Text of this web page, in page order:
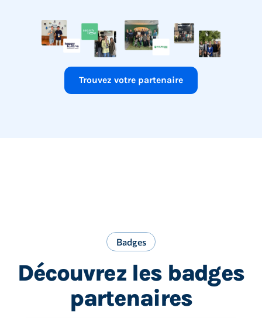
Trouvez votre partenaire
Badges
Découvrez les badges
partenaires